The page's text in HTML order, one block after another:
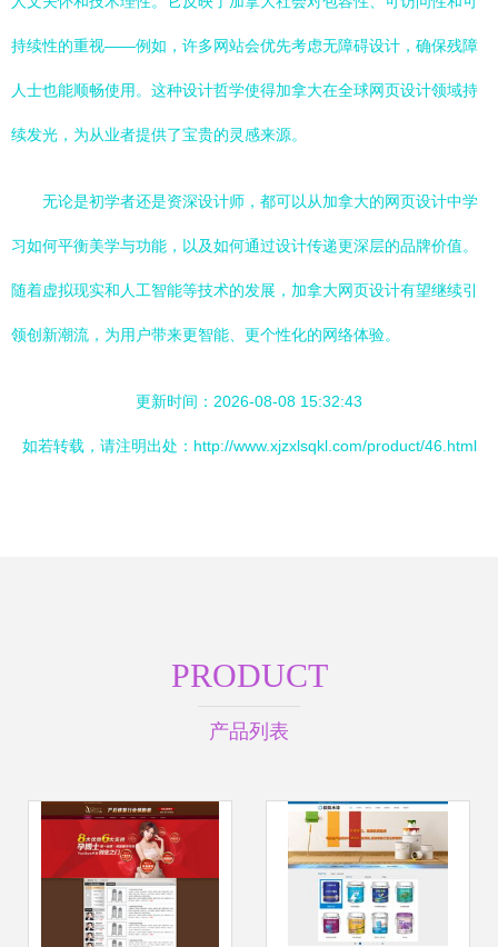
持续性的重视——例如，许多网站会优先考虑无障碍设计，确保残障
人士也能顺畅使用。这种设计哲学使得加拿大在全球网页设计领域持
续发光，为从业者提供了宝贵的灵感来源。
无论是初学者还是资深设计师，都可以从加拿大的网页设计中学
习如何平衡美学与功能，以及如何通过设计传递更深层的品牌价值。
随着虚拟现实和人工智能等技术的发展，加拿大网页设计有望继续引
领创新潮流，为用户带来更智能、更个性化的网络体验。
更新时间：2026-08-08 15:32:43
如若转载，请注明出处：http://www.xjzxlsqkl.com/product/46.html
PRODUCT
产品列表